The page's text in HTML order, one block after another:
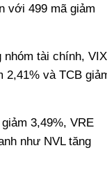
với 499 mã giảm
nhóm tài chính, VIX
2,41% và TCB
3,49%, VRE
như NVL tăng